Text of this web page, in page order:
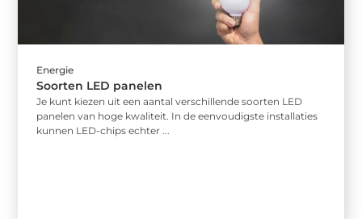
Energie
Soorten LED panelen
Je kunt kiezen uit een aantal verschillende soorten LED
panelen van hoge kwaliteit. In de eenvoudigste installaties
kunnen LED-chips echter ...